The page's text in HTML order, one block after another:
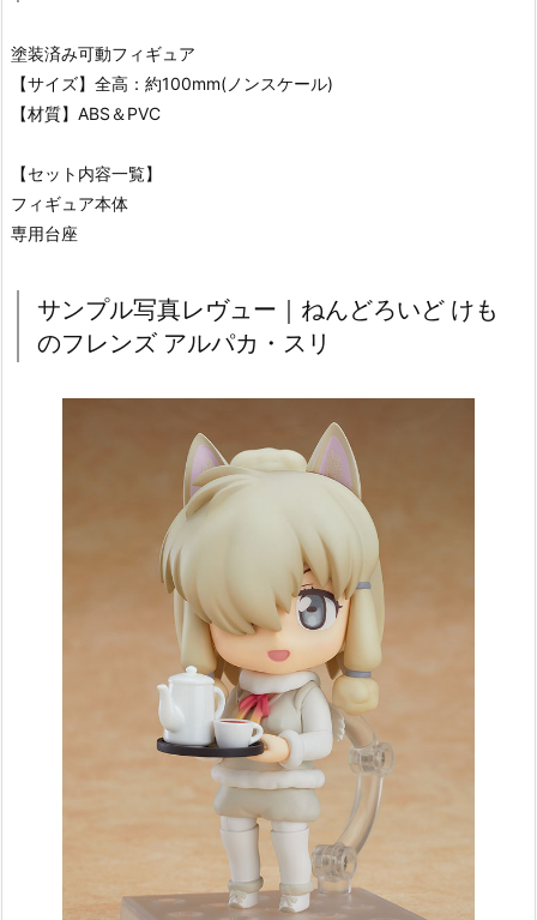
塗装済み可動フィギュア
【サイズ】全高：約100mm(ノンスケール)
【材質】ABS＆PVC
【セット内容一覧】
フィギュア本体
専用台座
サンプル写真レヴュー｜ねんどろいど けも
のフレンズ アルパカ・スリ